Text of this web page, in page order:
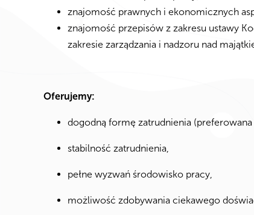
znajomość prawnych i ekonomicznych
znajomość przepisów z zakresu ustawy
zakresie zarządzania i nadzoru nad
Oferujemy:
dogodną formę zatrudnienia (preferowana
stabilność zatrudnienia,
pełne wyzwań środowisko pracy,
możliwość zdobywania ciekawego